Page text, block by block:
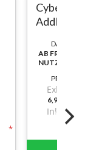
Cyber
AddIn
DAUER:
AB
NUTZBAR
PREIS
Exkl. Mwst.
Inkl. Mwst.